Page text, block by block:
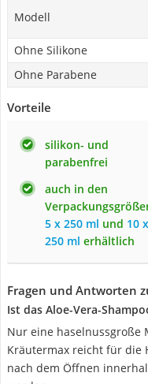
Modell
Ohne Silikone
Ohne Parabene
Vorteile
silikon- und
parabenfrei
auch in den
5 x 250 ml und 10 x
250 ml erhältlich
Fragen und Antworten
Ist das Aloe-Vera-
Nur eine haselnussgroße
Kräutermax reicht für die
nach dem Öffnen